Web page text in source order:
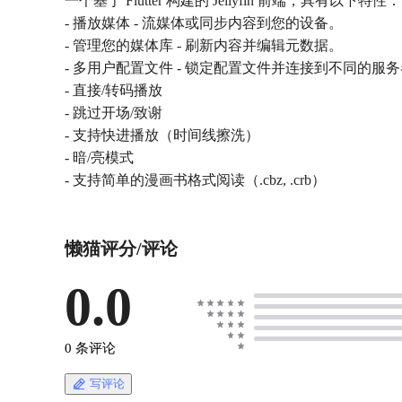
- 播放媒体 - 流媒体或同步内容到您的设备。
- 管理您的媒体库 - 刷新内容并编辑元数据。
- 多用户配置文件 - 锁定配置文件并连接到不同的服
- 直接/转码播放
- 跳过开场/致谢
- 支持快进播放（时间线擦洗）
- 暗/亮模式
- 支持简单的漫画书格式阅读（.cbz, .crb）
懒猫评分/评论
0.0
0 条评论
写评论